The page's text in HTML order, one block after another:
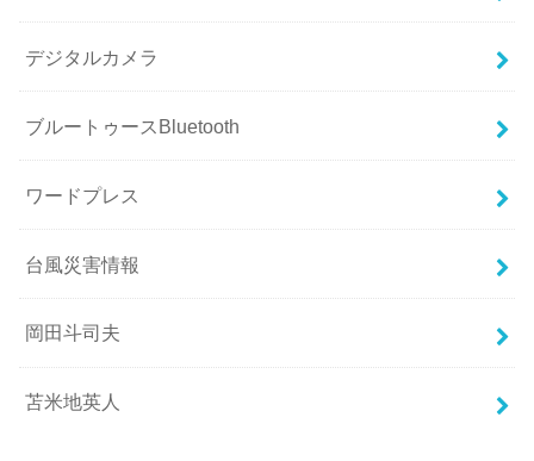
デジタルカメラ
ブルートゥースBluetooth
ワードプレス
台風災害情報
岡田斗司夫
苫米地英人